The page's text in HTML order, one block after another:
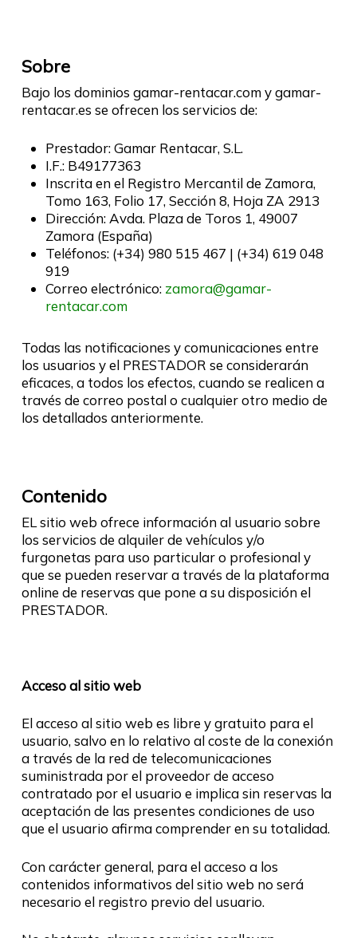
Sobre
Bajo los dominios gamar-rentacar.com y gamar-
rentacar.es se ofrecen los servicios de:
Prestador: Gamar Rentacar, S.L.
I.F.: B49177363
Inscrita en el Registro Mercantil de Zamora,
Tomo 163, Folio 17, Sección 8, Hoja ZA 2913
Dirección: Avda. Plaza de Toros 1, 49007
Zamora (España)
Teléfonos: (+34) 980 515 467 | (+34) 619 048
919
Correo electrónico: zamora@gamar-
rentacar.com
Todas las notificaciones y comunicaciones entre
los usuarios y el PRESTADOR se considerarán
eficaces, a todos los efectos, cuando se realicen a
través de correo postal o cualquier otro medio de
los detallados anteriormente.
Contenido
EL sitio web ofrece información al usuario sobre
los servicios de alquiler de vehículos y/o
furgonetas para uso particular o profesional y
que se pueden reservar a través de la plataforma
online de reservas que pone a su disposición el
PRESTADOR.
Acceso al sitio web
El acceso al sitio web es libre y gratuito para el
usuario, salvo en lo relativo al coste de la conexión
a través de la red de telecomunicaciones
suministrada por el proveedor de acceso
contratado por el usuario e implica sin reservas la
aceptación de las presentes condiciones de uso
que el usuario afirma comprender en su totalidad.
Con carácter general, para el acceso a los
contenidos informativos del sitio web no será
necesario el registro previo del usuario.